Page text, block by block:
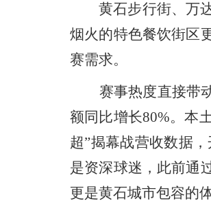
黄石步行街、万达
烟火的特色餐饮街区
赛需求。
赛事热度直接带动
额同比增长80%。本
超”揭幕战营收数据
是资深球迷，此前通
更是黄石城市包容的体